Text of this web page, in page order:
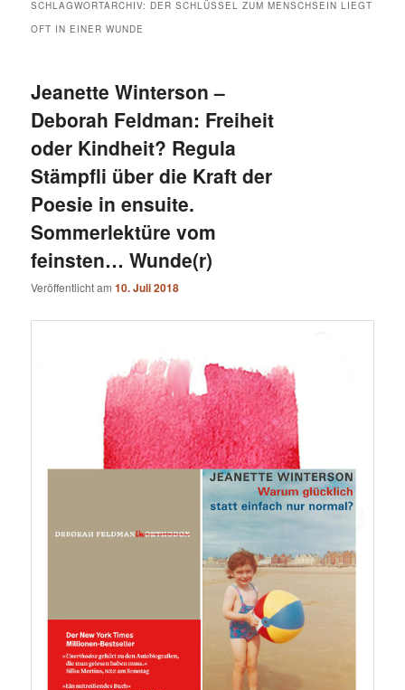
SCHLAGWORTARCHIV: DER SCHLÜSSEL ZUM MENSCHSEIN LIEGT
OFT IN EINER WUNDE
Jeanette Winterson –
Deborah Feldman: Freiheit
oder Kindheit? Regula
Stämpfli über die Kraft der
Poesie in ensuite.
Sommerlektüre vom
feinsten… Wunde(r)
Veröffentlicht am10. Juli 2018